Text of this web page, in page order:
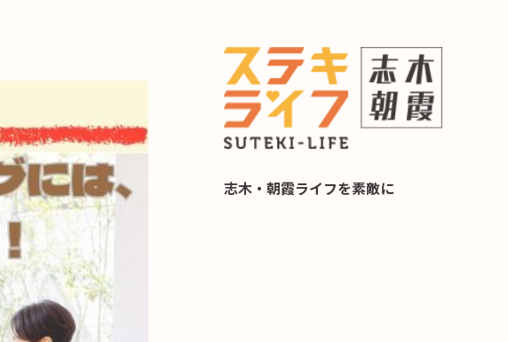
志木・朝霞ライフを素敵に
これからの暮らし 住み替え相談